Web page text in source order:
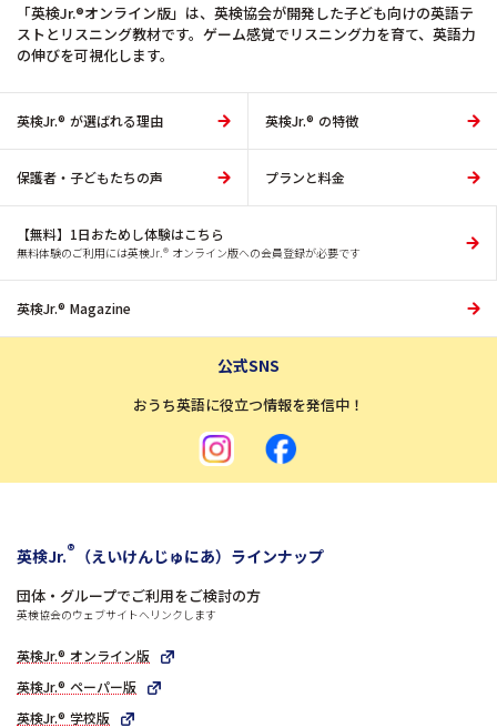
「英検Jr.®オンライン版」は、英検協会が開発した子ども向けの英語テ
ストとリスニング教材です。ゲーム感覚でリスニング力を育て、英語力
の伸びを可視化します。
英検Jr.® が選ばれる理由 英検Jr.® の特徴
保護者・子どもたちの声 プランと料金
【無料】1日おためし体験はこちら
無料体験のご利用には英検Jr.® オンライン版への会員登録が必要です
英検Jr.®︎ Magazine
英検Jr.® （えいけんじゅにあ）ラインナップ
団体・グループでご利用をご検討の方
英検協会のウェブサイトへリンクします
英検Jr.® オンライン版
英検Jr.® ペーパー版
英検Jr.® 学校版
公式SNS
おうち英語に役立つ情報を発信中！